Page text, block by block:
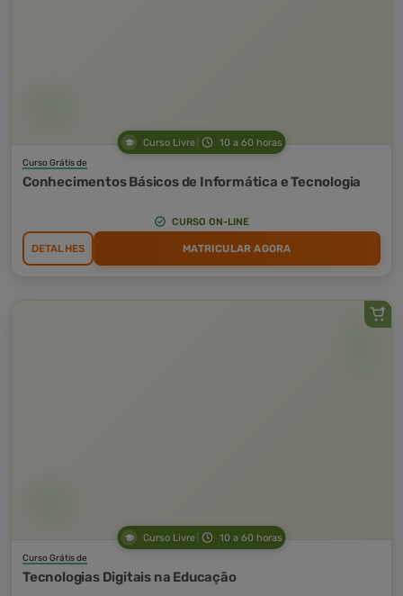
Curso Livre 10 a 60 horas
Curso Grátis de
Conhecimentos Básicos de Informática e Tecnologia
CURSO ON-LINE
DETALHES MATRICULAR AGORA
Curso Livre 10 a 60 horas
Curso Grátis de
Tecnologias Digitais na Educação